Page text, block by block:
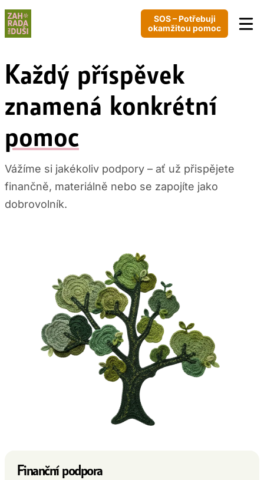
Přeskočit
na
obsah
SOS – Potřebuji
okamžitou pomoc
Každý příspěvek
znamená konkrétní
pomoc
Vážíme si jakékoliv podpory – ať už přispějete
finančně, materiálně nebo se zapojíte jako
dobrovolník.
Finanční podpora